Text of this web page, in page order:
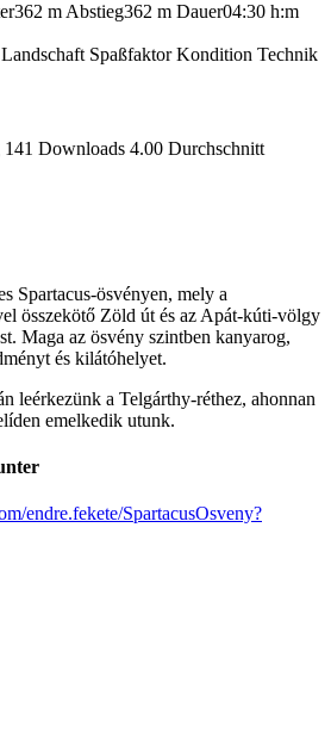
362 m Abstieg362 m Dauer04:30 h:m
Landschaft Spaßfaktor Kondition Technik
141 Downloads 4.00 Durchschnitt
Spartacus-ösvényen, mely a
összekötő Zöld út és az Apát-kúti-völgy
Maga az ösvény szintben kanyarog,
és kilátóhelyet.
leérkezünk a Telgárthy-réthez, ahonnan
emelkedik utunk.
endre.fekete/SpartacusOsveny?